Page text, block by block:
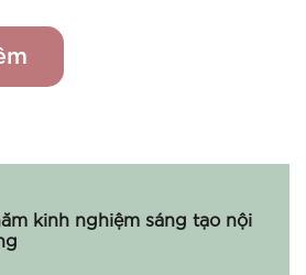
kinh nghiệm sáng tạo nội